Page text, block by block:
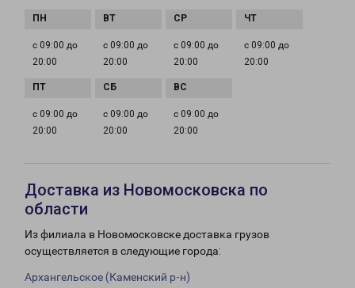
с 09:00 до
20:00
с 09:00 до
20:00
с 09:00 до
20:00
с 09:00 до
20:00
с 09:00 до
20:00
с 09:00 до
20:00
с 09:00 до
20:00
Доставка из Новомосковска по
области
Из филиала в Новомосковске доставка грузов
осуществляется в следующие города:
Архангельское (Каменский р-н)